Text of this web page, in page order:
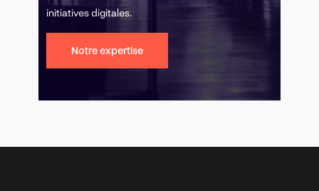
initiatives digitales.
Notre expertise